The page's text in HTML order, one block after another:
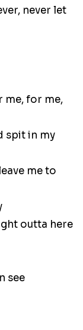
never let
me, for me,
spit in my
me to
outta here
see